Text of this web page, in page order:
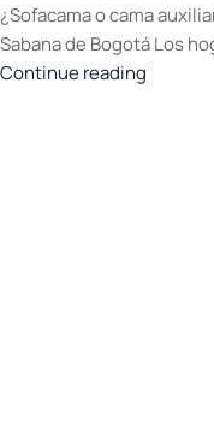
¿Sofacama o cama
Sabana de Bogotá Los
Continue reading